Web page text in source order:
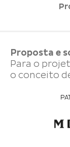
Proposta e
Para o
o conceito
pedras,
com a ideia
mobiliário